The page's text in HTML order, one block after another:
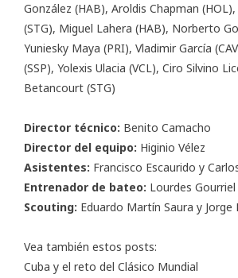
González (HAB), Aroldis Chapman
(STG), Miguel Lahera (HAB), Norberto
Yuniesky Maya (PRI), Vladimir García
(SSP), Yolexis Ulacia (VCL), Ciro Silvino
Betancourt (STG)
Director técnico: Benito Camacho
Director del equipo: Higinio Vélez
Asistentes: Francisco Escaurido y
Entrenador de bateo: Lourdes Gourriel
Scouting: Eduardo Martín Saura y Jorge
Vea también estos posts:
Cuba y el reto del Clásico Mundial